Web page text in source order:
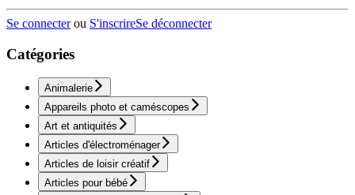
Se connecterou S'inscrireSe déconnecter
Catégories
Animalerie
Appareils photo et caméscopes
Art et antiquités
Articles d'électroménager
Articles de loisir créatif
Articles pour bébé